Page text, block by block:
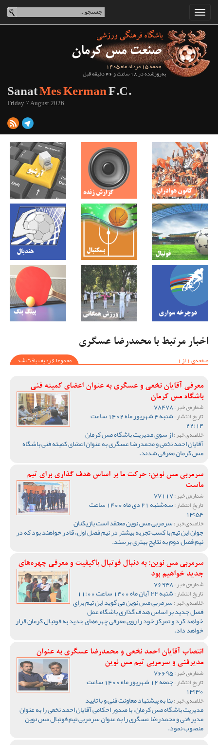
جمعه 15 مرداد ماه 1405
به‌روزشده در 18 ساعت و 46 دقیقه قبل
SanatMes KermanF.C.
Friday 7 August 2026
اخبار مرتبط با محمدرضا عسگری
صفحه‌ی 1 از 1
مجموعا 6 ردیف یافت شد
معرفی آقایان نخعی و عسگری به عنوان اعضای کمیته فنی
باشگاه مس کرمان
شماره‌ی خبر :
تاریخ انتشار : شنبه 4 شهریور ماه 1402 ساعت
22:14
خلاصه‌ی خبر :از سوی مدیریت باشگاه مس کرمان
آقایان احمد نخعی و محمدرضا عسگری به عنوان اعضای کمیته فنی باشگاه
مس کرمان معرفی شدند.
سرمربی مس نوین: حرکت ما بر اساس هدف گذاری برای تیم
ماست
شماره‌ی خبر :
تاریخ انتشار : سه‌شنبه 21 دی ماه 1400 ساعت
13:54
خلاصه‌ی خبر :سرمربی مس نوین معتقد است بازیکنان
جوان این تیم با کسب تجربه بیشتر در نیم فصل اول، قادر خواهند بود که در
نیم فصل دوم به نتایج بهتری برسند.
سرمربی مس نوین: به دنبال فوتبال باکیفیت و معرفی چهره‌‌های
جدید خواهیم بود
شماره‌ی خبر :
تاریخ انتشار :شنبه 22 آبان ماه 1400 ساعت 11:00
خلاصه‌ی خبر :سرمربی مس نوین می گوید این تیم برای
فصل جدید بر اساس هدف گذاری باشگاه عمل
خواهد کرد و تمرکز خود را روی معرفی چهره‌های جدید به فوتبال کرمان قرار
خواهد داد.
انتصاب آقایان احمد نخعی و محمدرضا عسگری به عنوان
مدیرفنی و سرمربی تیم مس نوین
شماره‌ی خبر :
تاریخ انتشار : جمعه 12 شهریور ماه 1400 ساعت
13:30
خلاصه‌ی خبر :بنا به پیشنهاد معاونت فنی و با تایید
مدیریت باشگاه مس کرمان، با صدور احکامی آقایان احمد نخعی را به عنوان
مدیر فنی و محمدرضا عسگری را به عنوان سرمربی تیم فوتبال مس نوین
منصوب نمود.